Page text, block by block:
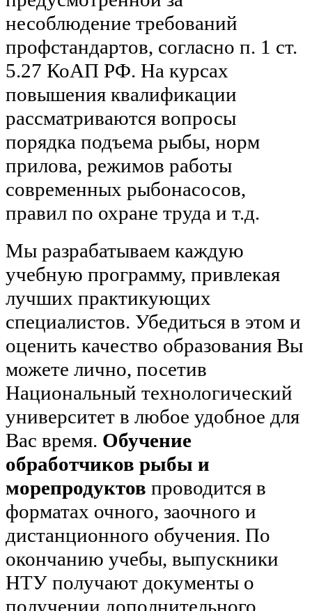
несоблюдение требований
профстандартов, согласно п. 1 ст.
5.27 КоАП РФ. На курсах
повышения квалификации
рассматриваются вопросы
порядка подъема рыбы, норм
прилова, режимов работы
современных рыбонасосов,
правил по охране труда и т.д.
Мы разрабатываем каждую
учебную программу, привлекая
лучших практикующих
специалистов. Убедиться в этом и
оценить качество образования Вы
можете лично, посетив
Национальный технологический
университет в любое удобное для
Вас время. Обучение
обработчиков рыбы и
морепродуктов проводится в
форматах очного, заочного и
дистанционного обучения. По
окончанию учебы, выпускники
НТУ получают документы о
получении дополнительного